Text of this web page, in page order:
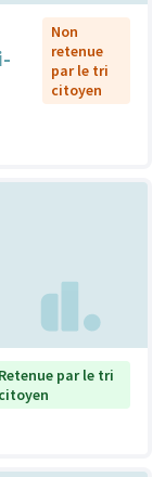
Non
retenue
par le tri
citoyen
Retenue par le tri
citoyen